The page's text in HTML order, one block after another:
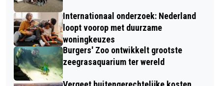
Internationaal onderzoek: Nederland
loopt voorop met duurzame
woningkeuzes
Burgers' Zoo ontwikkelt grootste
zeegrasaquarium ter wereld